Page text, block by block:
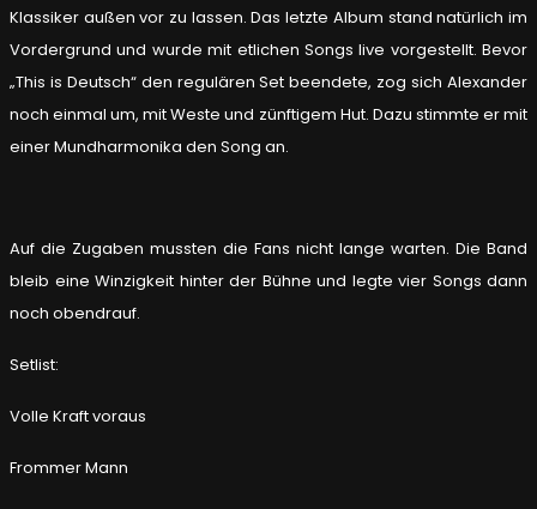
Klassiker außen vor zu lassen. Das letzte Album stand natürlich im
Vordergrund und wurde mit etlichen Songs live vorgestellt. Bevor
„This is Deutsch“ den regulären Set beendete, zog sich Alexander
noch einmal um, mit Weste und zünftigem Hut. Dazu stimmte er mit
einer Mundharmonika den Song an.
Auf die Zugaben mussten die Fans nicht lange warten. Die Band
bleib eine Winzigkeit hinter der Bühne und legte vier Songs dann
noch obendrauf.
Setlist:
Volle Kraft voraus
Frommer Mann